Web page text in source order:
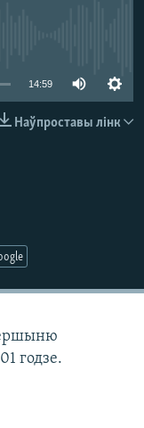
14:59
Наўпроставы лінк
годзе.